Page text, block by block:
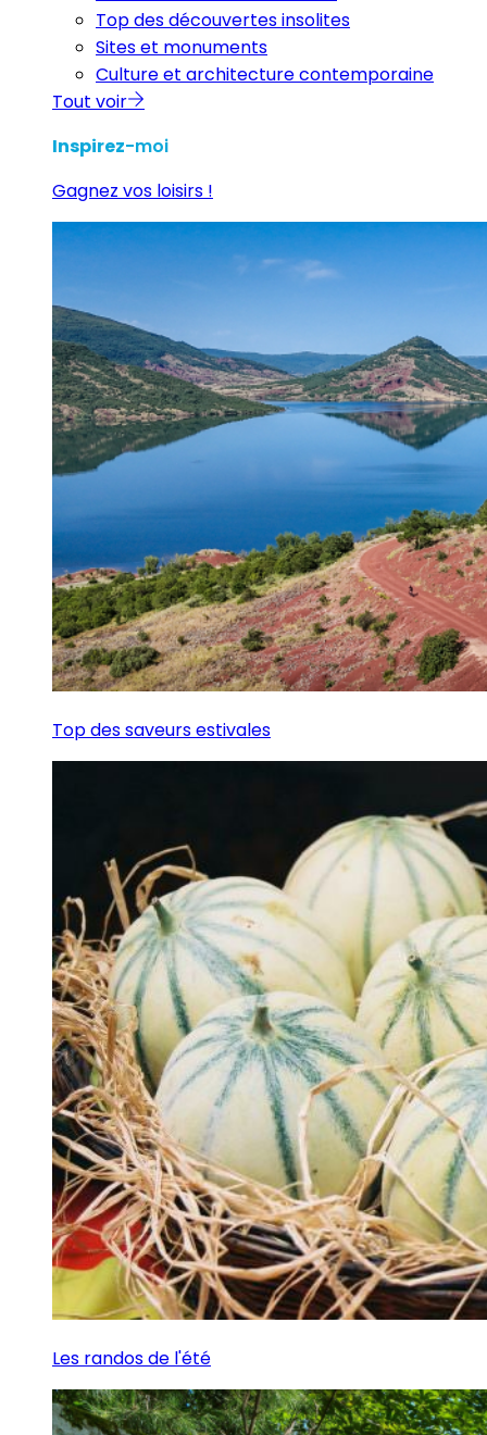
Top des découvertes insolites
Sites et monuments
Culture et architecture contemporaine
Tout voir
Inspirez-moi
Gagnez vos loisirs !
Top des saveurs estivales
Les randos de l'été